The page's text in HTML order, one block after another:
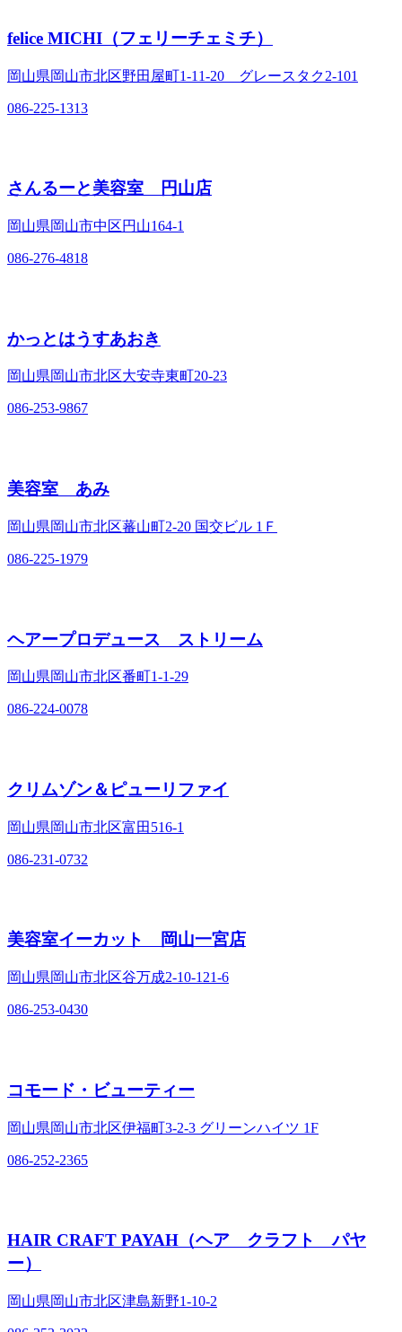
felice MICHI（フェリーチェミチ）
岡山県岡山市北区野田屋町1‐11‐20 グレースタク2‐101
086-225-1313
さんるーと美容室 円山店
岡山県岡山市中区円山164‐1
086-276-4818
かっとはうすあおき
岡山県岡山市北区大安寺東町20‐23
086-253-9867
美容室 あみ
岡山県岡山市北区蕃山町2‐20 国交ビル 1Ｆ
086-225-1979
ヘアープロデュース ストリーム
岡山県岡山市北区番町1‐1‐29
086-224-0078
クリムゾン＆ピューリファイ
岡山県岡山市北区富田516‐1
086-231-0732
美容室イーカット 岡山一宮店
岡山県岡山市北区谷万成2‐10‐121‐6
086-253-0430
コモード・ビューティー
岡山県岡山市北区伊福町3‐2‐3 グリーンハイツ 1F
086-252-2365
HAIR CRAFT PAYAH（ヘア クラフト パヤ
ー）
岡山県岡山市北区津島新野1‐10‐2